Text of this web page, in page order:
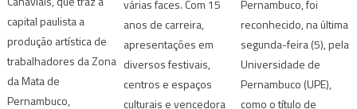
capital paulista a
produção artística de
trabalhadores da Zona
da Mata de
Pernambuco,
várias faces. Com 15
anos de carreira,
apresentações em
diversos festivais,
centros e espaços
culturais e vencedora
Pernambuco, foi
reconhecido, na última
segunda-feira (5), pela
Universidade de
Pernambuco (UPE),
como o título de